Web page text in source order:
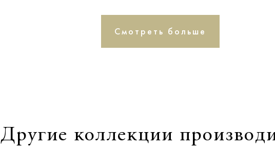
Смотреть больше
Другие коллекции